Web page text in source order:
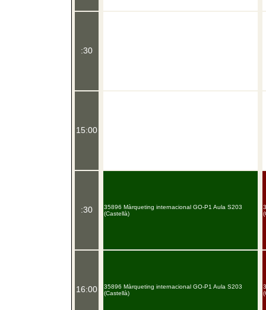
:30
15:00
:30
16:00
35896 Màrqueting internacional GO-P1 Aula S203
(Castellà)
35896 Màrqueting internacional GO-P1 Aula S203
(Castellà)